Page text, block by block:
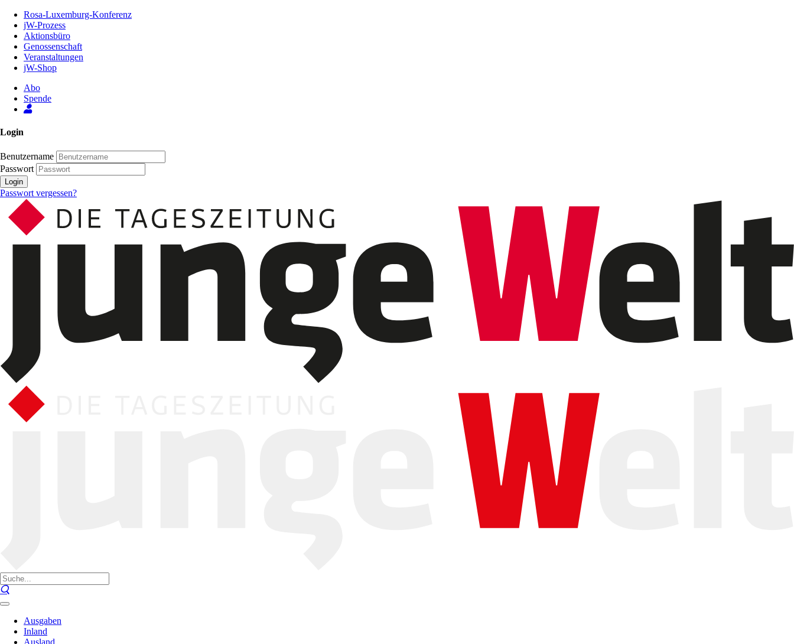
Inhalt
Seite
Rosa-Luxemburg-Konferenz
jW-Prozess
Aktionsbüro
Genossenschaft
Veranstaltungen
jW-Shop
Abo
Spende
Login
Benutzername
Passwort
Login
Passwort vergessen?
Ausgaben
Inland
Ausland